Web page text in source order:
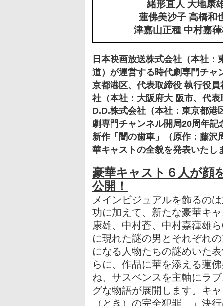
緒形直人 大地康
蓮佛美沙子 高橋和
津嘉山正種 中村嘉
日本映画放送株式会社（本社
道）が運営する時代劇専門チャ
京都港区、代表取締役 執行役
社（本社：大阪府大 阪市、代
D.D.株式会社（本社：東京都港
劇専門チャンネル開局20周年
新作「闇の歯車」（原作：藤沢
華キャストの全貌を発表いたし
豪華キャスト６人が顔
公開！
メインビジュアルを飾るの
功に加えて、新たな豪華キ
康雄、中村蒼、中村嘉葎雄
に現れた謎の男とそれぞれ
になる人物たちの謎めいた
らに、作品に華を添える蓮
ね、サスペンスを主軸にラ
グな物語が展開します。キ
（とき）の完全犯罪。」決